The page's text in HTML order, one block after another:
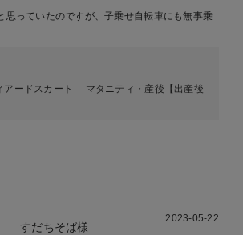
思っていたのですが、子乗せ自転車にも無事乗
アードスカート マタニティ・産後【出産後
すだちそば様
2023-05-22